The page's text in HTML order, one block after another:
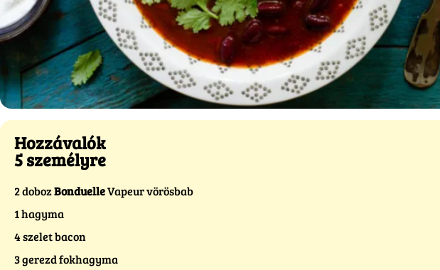
Hozzávalók
5 személyre
2 dobozBonduelleVapeur vörösbab
1 hagyma
4 szelet bacon
3 gerezd fokhagyma